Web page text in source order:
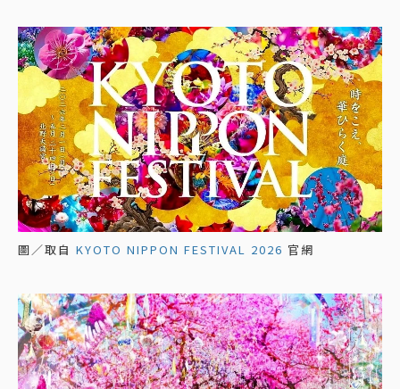
圖／取自 KYOTO NIPPON FESTIVAL 2026 官網